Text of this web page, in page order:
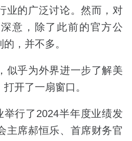
业的广泛讨论。然而，对
意，除了此前的官方公
，并不多。
似乎为外界进一步了解美
开了一扇窗口。
行了2024半年度业绩发
主席郝恒乐、首席财务官